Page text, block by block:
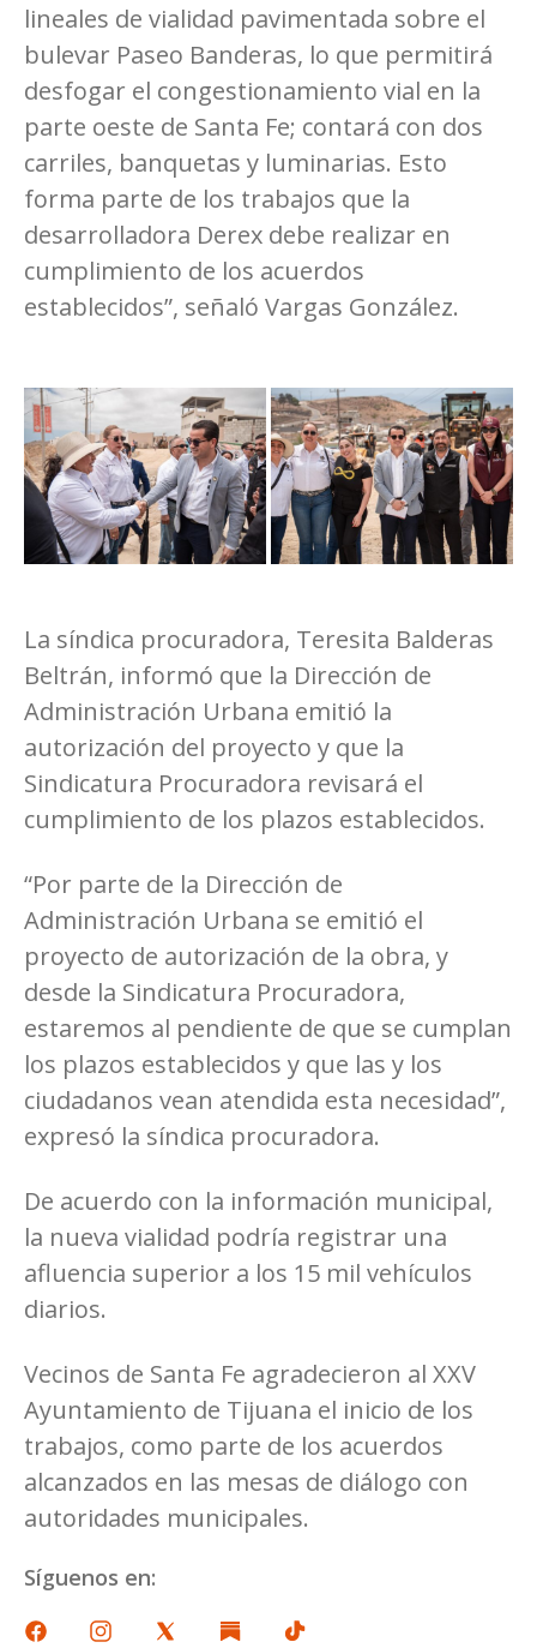
lineales de vialidad pavimentada sobre el
bulevar Paseo Banderas, lo que permitirá
desfogar el congestionamiento vial en la
parte oeste de Santa Fe; contará con dos
carriles, banquetas y luminarias. Esto
forma parte de los trabajos que la
desarrolladora Derex debe realizar en
cumplimiento de los acuerdos
establecidos”, señaló Vargas González.
La síndica procuradora, Teresita Balderas
Beltrán, informó que la Dirección de
Administración Urbana emitió la
autorización del proyecto y que la
Sindicatura Procuradora revisará el
cumplimiento de los plazos establecidos.
“Por parte de la Dirección de
Administración Urbana se emitió el
proyecto de autorización de la obra, y
desde la Sindicatura Procuradora,
estaremos al pendiente de que se cumplan
los plazos establecidos y que las y los
ciudadanos vean atendida esta necesidad”,
expresó la síndica procuradora.
De acuerdo con la información municipal,
la nueva vialidad podría registrar una
afluencia superior a los 15 mil vehículos
diarios.
Vecinos de Santa Fe agradecieron al XXV
Ayuntamiento de Tijuana el inicio de los
trabajos, como parte de los acuerdos
alcanzados en las mesas de diálogo con
autoridades municipales.
Síguenos en: